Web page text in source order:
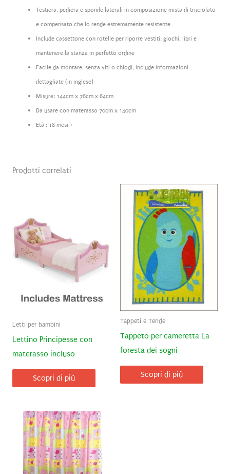
Testiera, pediera e sponde laterali in composizione mista di truciolato
e compensato che lo rende estremamente resistente
Include cassettone con rotelle per riporre vestiti, giochi, libri e
mantenere la stanza in perfetto ordine
Facile da montare, senza viti o chiodi, include informazioni
dettagliate (in inglese)
Misure: 144cm x 76cm x 64cm
Da usare con materasso 70cm x 140cm
Età : 18 mesi +
Prodotti correlati
Letti per bambini
Lettino Principesse con
materasso incluso
Scopri di più
Tappeti e Tende
Tappeto per cameretta La
foresta dei sogni
Scopri di più